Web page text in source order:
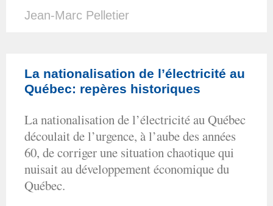
Jean-Marc Pelletier
La nationalisation de l’électricité au
Québec: repères historiques
La nationalisation de l’électricité au Québec
découlait de l’urgence, à l’aube des années
60, de corriger une situation chaotique qui
nuisait au développement économique du
Québec.